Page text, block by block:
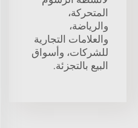
المتحركة،
والرياضة،
والعلامات التجارية
للشركات، وأسواق
البيع بالتجزئة.